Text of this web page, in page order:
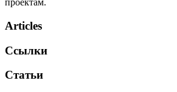
проектам.
Articles
Ссылки
Статьи